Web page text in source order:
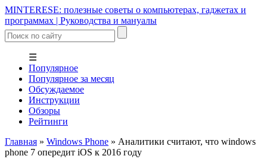
MINTERESE: полезные советы о компьютерах, гаджетах и
программах | Руководства и мануалы
☰
Популярное
Популярное за месяц
Обсуждаемое
Инструкции
Обзоры
Рейтинги
Главная » Windows Phone » Аналитики считают, что windows
phone 7 опередит iOS к 2016 году